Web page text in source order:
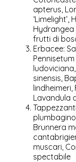
apterus,
Hydrangea
frutti di
Erbacee:
sinensis,
lindheimeri,
Lavandula
Brunnera
muscari,
spectabile